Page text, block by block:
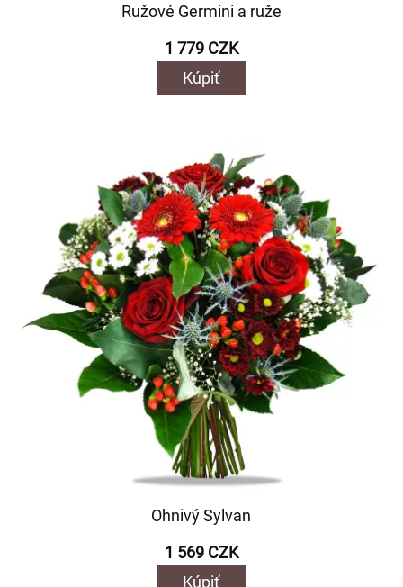
Ružové Germini a ruže
1 779 CZK
Kúpiť
Ohnivý Sylvan
1 569 CZK
Kúpiť